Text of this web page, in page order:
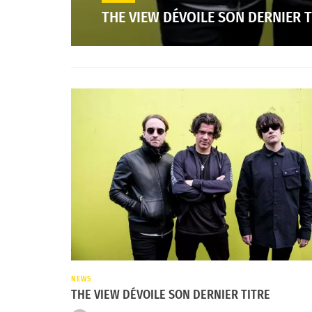
THE VIEW DÉVOILE SON DERNIER
NEWS
THE VIEW DÉVOILE SON DERNIER TITRE